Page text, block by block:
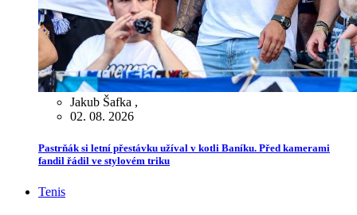
Jakub Šafka ,
02. 08. 2026
Pastrňák si letní přestávku užíval v kotli Baníku. Před kamerami
fandil řádil ve stylovém triku
Tenis